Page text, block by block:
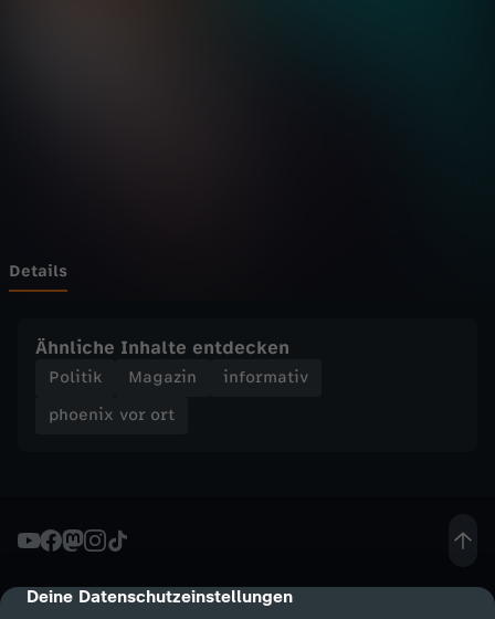
cmp-dialog-description
Deine Datenschutzeinstellungen
t
B
a
n
Details
Ähnliche Inhalte entdecken
Politik Magazin
informativ
phoenix vor ort